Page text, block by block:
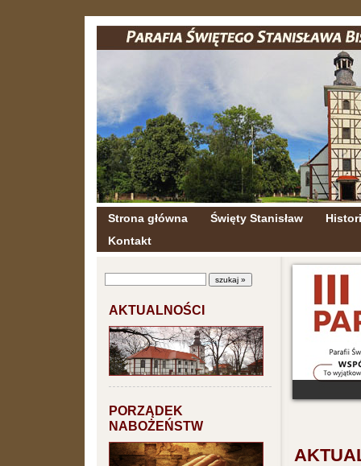
Strona główna Święty Stanisław
Kontakt
AKTUALNOŚCI
PORZĄDEK
NABOŻEŃSTW